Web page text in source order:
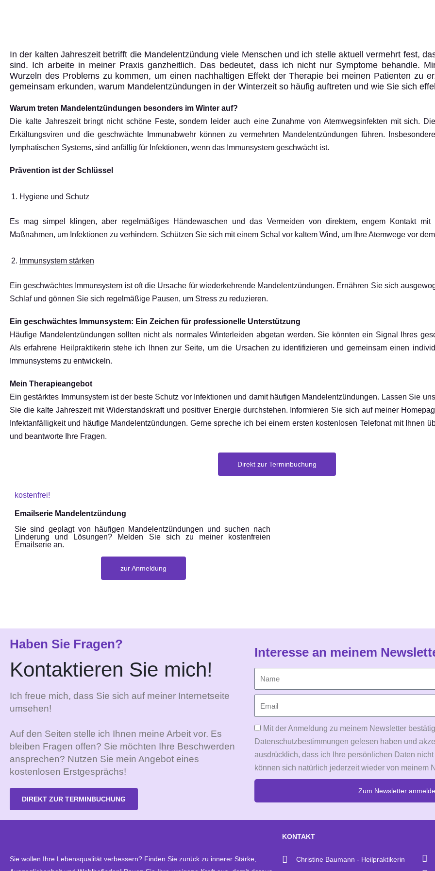
In der kalten Jahreszeit betrifft die Mandelentzündung viele Menschen und ich stelle aktuell vermehrt fest,
sind. Ich arbeite in meiner Praxis ganzheitlich. Das bedeutet, dass ich nicht nur Symptome behandle.
Wurzeln des Problems zu kommen, um einen nachhaltigen Effekt der Therapie bei meinen Patienten zu
gemeinsam erkunden, warum Mandelentzündungen in der Winterzeit so häufig auftreten und wie Sie sich
Warum treten Mandelentzündungen besonders im Winter auf?
Die kalte Jahreszeit bringt nicht schöne Feste, sondern leider auch eine Zunahme von Atemwegsinfekten mit sich.
Erkältungsviren und die geschwächte Immunabwehr können zu vermehrten Mandelentzündungen führen.
lymphatischen Systems, sind anfällig für Infektionen, wenn das Immunsystem geschwächt ist.
Prävention ist der Schlüssel
Hygiene und Schutz
Es mag simpel klingen, aber regelmäßiges Händewaschen und das Vermeiden von direktem, engem Kontakt mit
Maßnahmen, um Infektionen zu verhindern. Schützen Sie sich mit einem Schal vor kaltem Wind, um Ihre Atemwege vor
Immunsystem stärken
Ein geschwächtes Immunsystem ist oft die Ursache für wiederkehrende Mandelentzündungen. Ernähren Sie sich
Schlaf und gönnen Sie sich regelmäßige Pausen, um Stress zu reduzieren.
Ein geschwächtes Immunsystem: Ein Zeichen für professionelle Unterstützung
Häufige Mandelentzündungen sollten nicht als normales Winterleiden abgetan werden. Sie könnten ein Signal Ihres
Als erfahrene Heilpraktikerin stehe ich Ihnen zur Seite, um die Ursachen zu identifizieren und gemeinsam einen
Immunsystems zu entwickeln.
Mein Therapieangebot
Ein gestärktes Immunsystem ist der beste Schutz vor Infektionen und damit häufigen Mandelentzündungen. Lassen Sie
Sie die kalte Jahreszeit mit Widerstandskraft und positiver Energie durchstehen. Informieren Sie sich auf meiner
Infektanfälligkeit und häufige Mandelentzündungen. Gerne spreche ich bei einem ersten kostenlosen Telefonat mit Ihnen
und beantworte Ihre Fragen.
Direkt zur Terminbuchung
kostenfrei!
Emailserie Mandelentzündung
Sie sind geplagt von häufigen Mandelentzündungen und suchen nach
Linderung und Lösungen? Melden Sie sich zu meiner kostenfreien
Emailserie an.
zur Anmeldung
Haben Sie Fragen?
Kontaktieren Sie mich!
Ich freue mich, dass Sie sich auf meiner Internetseite
umsehen!
Auf den Seiten stelle ich Ihnen meine Arbeit vor. Es
bleiben Fragen offen? Sie möchten Ihre Beschwerden
ansprechen? Nutzen Sie mein Angebot eines
kostenlosen Erstgesprächs!
DIREKT ZUR TERMINBUCHUNG
Interesse an meinem
Mit der Anmeldung zu meinem Newsletter
Datenschutzbestimmungen gelesen haben und
ausdrücklich, dass ich Ihre persönlichen Daten
können sich natürlich jederzeit wieder von meinem
Zum Newsletter
Sie wollen Ihre Lebensqualität verbessern? Finden Sie zurück zu innerer Stärke,
KONTAKT
Christine Baumann - Heilpraktikerin